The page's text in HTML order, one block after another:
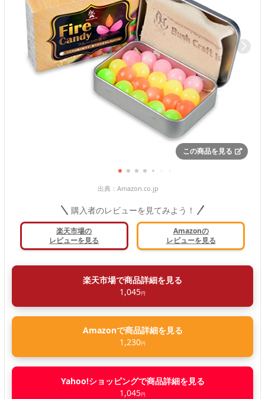
この商品を見る
出典： Amazon.co.jp
購入者のレビューを見てみよう！
楽天市場の
レビューを見る
Amazonの
レビューを見る
楽天市場で商品詳細を見る
1,045円
Amazonで商品詳細を見る
1,230円
Yahoo!ショッピングで商品詳細を見る
1,045円